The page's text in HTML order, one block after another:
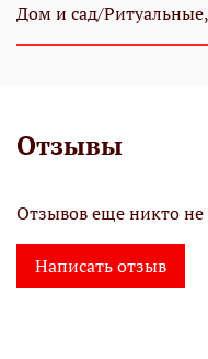
Дом и сад/
Отзывы
Отзывов еще никто не
Написать отзыв